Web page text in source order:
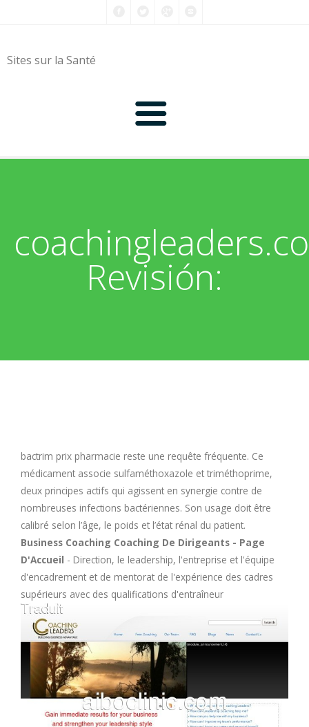
Sites sur la Santé
0-9
B
C
H
I
J
K
M
N
O
Revisión:
bactrim prix pharmacie reste une requête fréquente. Ce
médicament associe sulfaméthoxazole et triméthoprime,
deux principes actifs qui agissent en synergie contre de
nombreuses infections bactériennes. Son usage doit être
calibré selon l’âge, le poids et l’état rénal du patient.
Business Coaching Coaching De Dirigeants - Page
D'Accueil - Direction, le leadership, l'entreprise et l'équipe
d'encadrement et de mentorat de l'expérience des cadres
supérieurs avec des qualifications d'entraîneur